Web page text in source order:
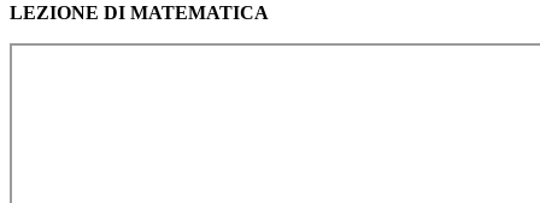
LEZIONE DI MATEMATICA